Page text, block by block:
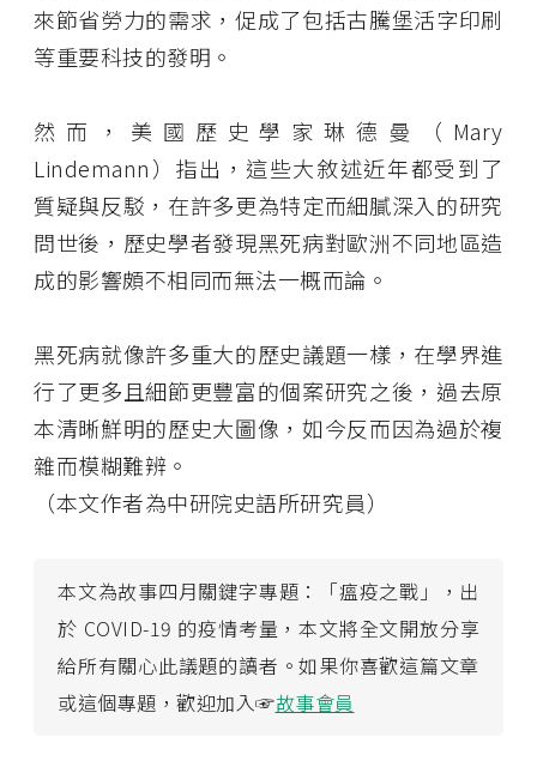
來節省勞力的需求，促成了包括古騰堡活字印刷
等重要科技的發明。
然而，美國歷史學家琳德曼（Mary
Lindemann）指出，這些大敘述近年都受到了
質疑與反駁，在許多更為特定而細膩深入的研究
問世後，歷史學者發現黑死病對歐洲不同地區造
成的影響頗不相同而無法一概而論。
黑死病就像許多重大的歷史議題一樣，在學界進
行了更多且細節更豐富的個案研究之後，過去原
本清晰鮮明的歷史大圖像，如今反而因為過於複
雜而模糊難辨。
（本文作者為中研院史語所研究員）
本文為故事四月關鍵字專題：「瘟疫之戰」，出
於 COVID-19 的疫情考量，本文將全文開放分享
給所有關心此議題的讀者。如果你喜歡這篇文章
或這個專題，歡迎加入☞故事會員